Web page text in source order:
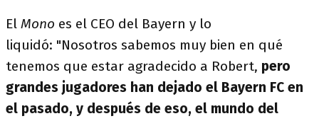
El Mono es el CEO del Bayern y lo
liquidó: "Nosotros sabemos muy bien en qué
tenemos que estar agradecido a Robert, pero
grandes jugadores han dejado el Bayern FC en
el pasado, y después de eso, el mundo del